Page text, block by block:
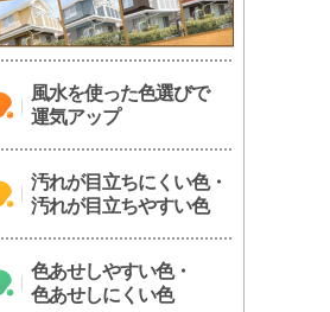
風水を使った色選びで
運気アップ
汚れが目立ちにくい色・
汚れが目立ちやすい色
色あせしやすい色・
色あせしにくい色